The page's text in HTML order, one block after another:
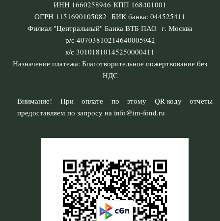
ИНН 1660258946 КПП 168401001
ОГРН 1151690105082 БИК банка: 044525411
Филиал "Центральный" Банка ВТБ ПАО г. Москва
р/с 40703810214640005942
к/с 30101810145250000411
Назначение платежа: Благотворительное пожертвование без
НДС
Внимание! При оплате по этому QR-коду отчеты
предоставляем по запросу на info@im-fond.ru